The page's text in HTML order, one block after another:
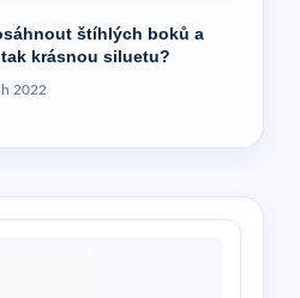
štíhlých boků a
krásnou siluetu?
2022